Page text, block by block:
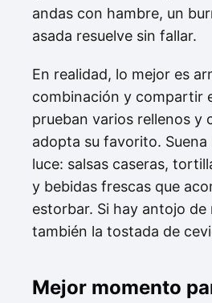
andas con hambre, un
asada resuelve sin fallar.
En realidad, lo mejor es
combinación y compartir
prueban varios rellenos y
adopta su favorito.
luce: salsas caseras,
y bebidas frescas que
estorbar. Si hay antojo de
también la tostada de
Mejor momento